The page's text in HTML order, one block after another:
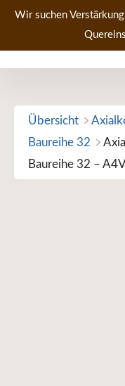
Zum
springen
Wir suchen
Übersicht
Baureihe 32
Baureihe 32 –